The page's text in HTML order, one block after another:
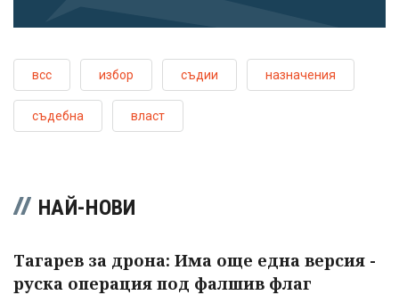
всс избор съдии назначения
съдебна власт
НАЙ-НОВИ
Тагарев за дрона: Има още една версия -
руска операция под фалшив флаг